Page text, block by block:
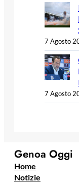
7 Agosto
7 Agosto
Genoa Oggi
Home
Notizie